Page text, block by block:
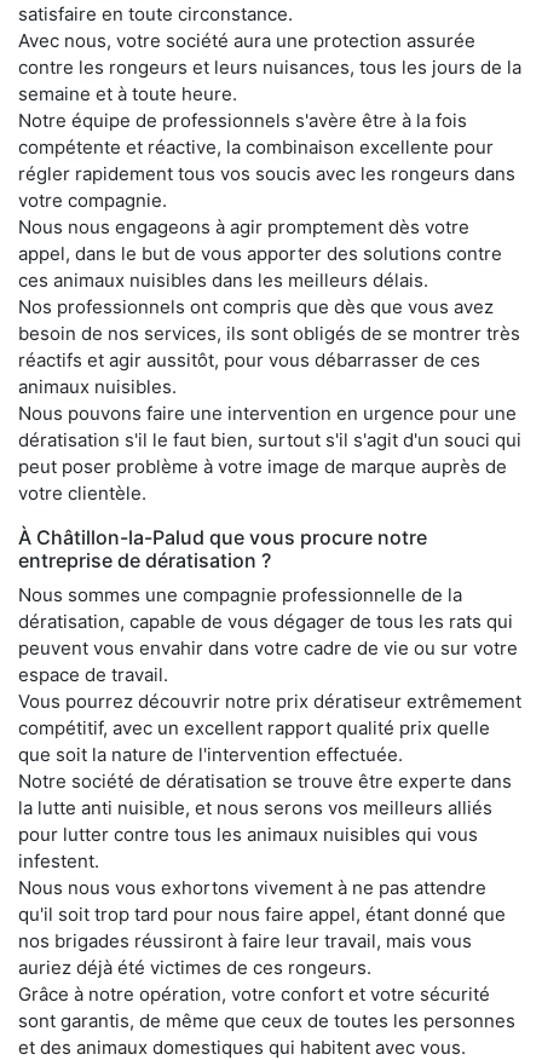
satisfaire en toute circonstance.
Avec nous, votre société aura une protection assurée
contre les rongeurs et leurs nuisances, tous les jours de la
semaine et à toute heure.
Notre équipe de professionnels s'avère être à la fois
compétente et réactive, la combinaison excellente pour
régler rapidement tous vos soucis avec les rongeurs dans
votre compagnie.
Nous nous engageons à agir promptement dès votre
appel, dans le but de vous apporter des solutions contre
ces animaux nuisibles dans les meilleurs délais.
Nos professionnels ont compris que dès que vous avez
besoin de nos services, ils sont obligés de se montrer très
réactifs et agir aussitôt, pour vous débarrasser de ces
animaux nuisibles.
Nous pouvons faire une intervention en urgence pour une
dératisation s'il le faut bien, surtout s'il s'agit d'un souci qui
peut poser problème à votre image de marque auprès de
votre clientèle.
À Châtillon-la-Palud que vous procure notre
entreprise de dératisation ?
Nous sommes une compagnie professionnelle de la
dératisation, capable de vous dégager de tous les rats qui
peuvent vous envahir dans votre cadre de vie ou sur votre
espace de travail.
Vous pourrez découvrir notre prix dératiseur extrêmement
compétitif, avec un excellent rapport qualité prix quelle
que soit la nature de l'intervention effectuée.
Notre société de dératisation se trouve être experte dans
la lutte anti nuisible, et nous serons vos meilleurs alliés
pour lutter contre tous les animaux nuisibles qui vous
infestent.
Nous nous vous exhortons vivement à ne pas attendre
qu'il soit trop tard pour nous faire appel, étant donné que
nos brigades réussiront à faire leur travail, mais vous
auriez déjà été victimes de ces rongeurs.
Grâce à notre opération, votre confort et votre sécurité
sont garantis, de même que ceux de toutes les personnes
et des animaux domestiques qui habitent avec vous.